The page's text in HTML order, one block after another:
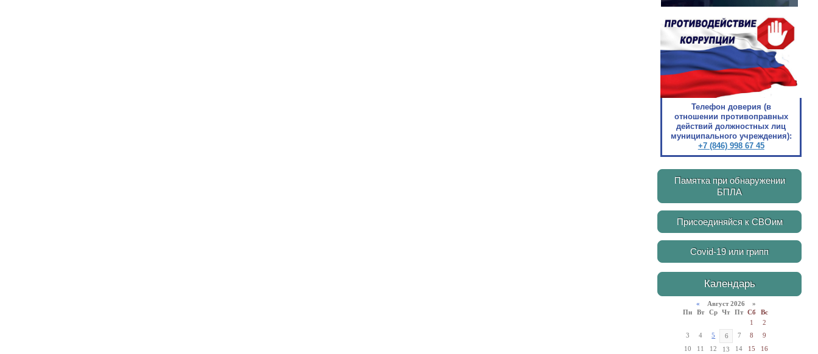
Телефон доверия (в
отношении противоправных
действий должностных лиц
муниципального учреждения):
+7 (846) 998 67 45
Памятка при обнаружении
БПЛА
Присоединяйся к СВОим
Covid-19 или грипп
Календарь
« Август 2026 »
Пн
Вт Ср Чт Пт Сб
Вс
1
2
3
4 5 6 7 8
9
10
11 12 13 14 15 16